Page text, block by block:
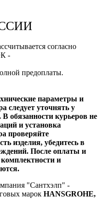
согласно
-
предоплаты.
параметры и
следует уточнять у
обязанности курьеров не
и установка
проверяйте
изделия, убедитесь в
После оплаты и
и
"Сантхэлп" -
марок HANSGROHE,